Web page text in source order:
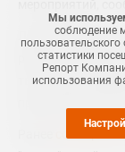
Линия
ремонт 9
тыс. тонн в год
производства
сообщалось
Мы
соблюдение
статистики
Репорт
использования